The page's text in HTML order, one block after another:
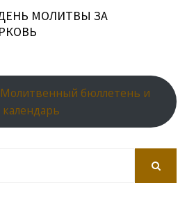
МОЛИТВЫ ЗА
Молитвенный бюллетень и
календарь